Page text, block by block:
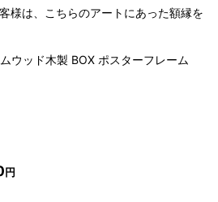
様は、こちらのアートにあった額縁を
ウッド木製 BOX ポスターフレーム
円